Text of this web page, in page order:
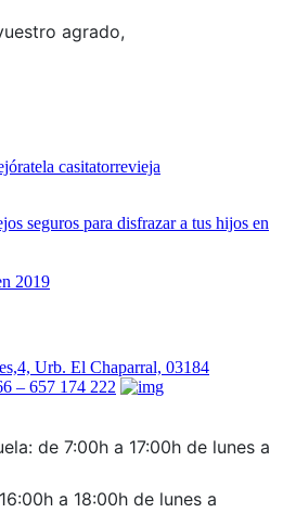
agrado,
la casitatorrevieja
seguros para disfrazar a tus hijos en
2019
Urb. El Chaparral, 03184
– 657 174 222
de 7:00h a 17:00h de lunes a
a 18:00h de lunes a